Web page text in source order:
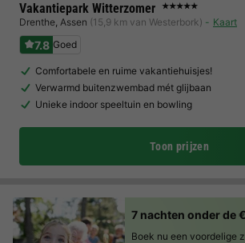
Vakantiepark Witterzomer ★★★★★
Drenthe, Assen (15,9 km van Westerbork) Kaart
7.8 Goed
Comfortabele en ruime vakantiehuisjes!
Verwarmd buitenzwembad mét glijbaan
Unieke indoor speeltuin en bowling
Toon prijzen
7 nachten onder de
Boek nu een voordelige